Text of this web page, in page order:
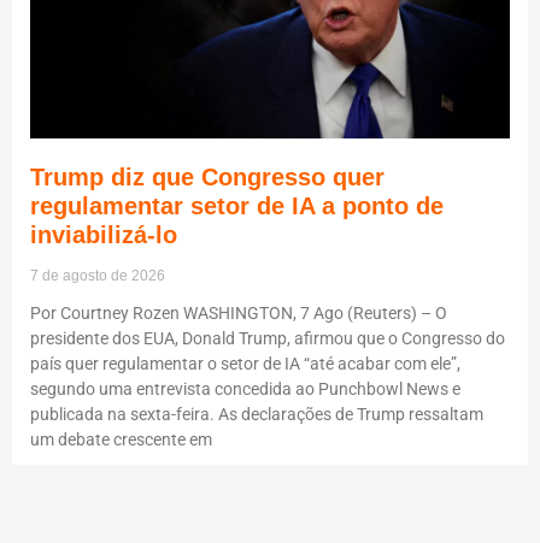
Trump diz que Congresso quer
regulamentar setor de IA a ponto de
inviabilizá-lo
7 de agosto de 2026
Por Courtney Rozen WASHINGTON, 7 Ago (Reuters) – O
presidente dos EUA, Donald Trump, afirmou que o Congresso do
país quer regulamentar o setor de IA “até acabar com ele”,
segundo uma entrevista concedida ao Punchbowl News e
publicada na sexta-feira. As declarações de Trump ressaltam
um debate crescente em